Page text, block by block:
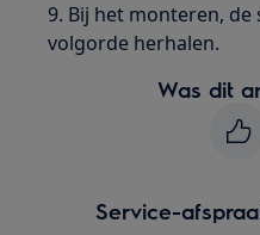
9. Bij het monteren,
volgorde herhalen.
Was dit
Service-